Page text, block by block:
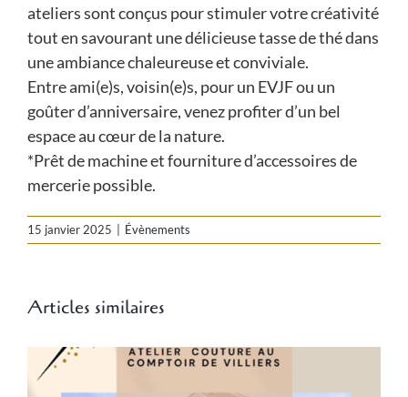
ateliers sont conçus pour stimuler votre créativité
tout en savourant une délicieuse tasse de thé dans
une ambiance chaleureuse et conviviale.
Entre ami(e)s, voisin(e)s, pour un EVJF ou un
goûter d’anniversaire, venez profiter d’un bel
espace au cœur de la nature.
*Prêt de machine et fourniture d’accessoires de
mercerie possible.
15 janvier 2025 Évènements
Articles similaires